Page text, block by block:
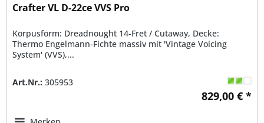
Crafter VL D-22ce VVS Pro
Korpusform: Dreadnought 14-Fret / Cutaway, Decke:
Thermo Engelmann-Fichte massiv mit 'Vintage Voicing
System' (VVS),...
Art.Nr.: 305953
829,00 € *